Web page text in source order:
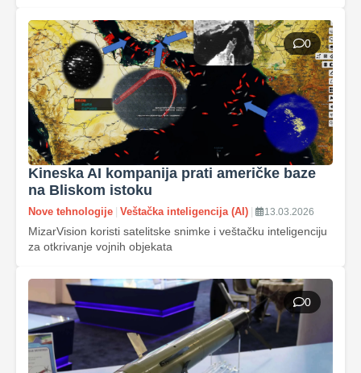
0
Kineska AI kompanija prati američke baze
na Bliskom istoku
Nove tehnologije Veštačka inteligencija (AI) 13.03.2026
MizarVision koristi satelitske snimke i veštačku inteligenciju
za otkrivanje vojnih objekata
0